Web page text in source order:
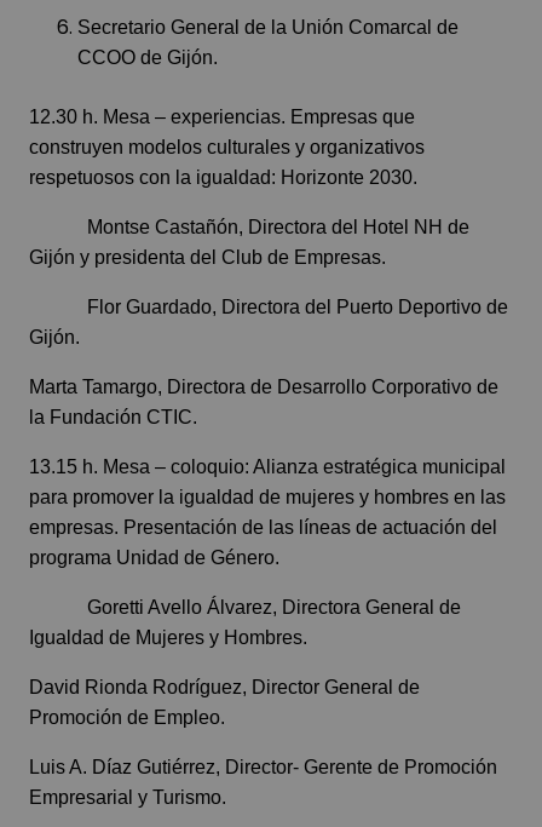
Secretario General de la Unión Comarcal de
CCOO de Gijón.
12.30 h. Mesa – experiencias. Empresas que
construyen modelos culturales y organizativos
respetuosos con la igualdad: Horizonte 2030.
Montse Castañón, Directora del Hotel NH de
Gijón y presidenta del Club de Empresas.
Flor Guardado, Directora del Puerto Deportivo de
Gijón.
Marta Tamargo, Directora de Desarrollo Corporativo de
la Fundación CTIC.
13.15 h. Mesa – coloquio: Alianza estratégica municipal
para promover la igualdad de mujeres y hombres en las
empresas. Presentación de las líneas de actuación del
programa Unidad de Género.
Goretti Avello Álvarez, Directora General de
Igualdad de Mujeres y Hombres.
David Rionda Rodríguez, Director General de
Promoción de Empleo.
Luis A. Díaz Gutiérrez, Director- Gerente de Promoción
Empresarial y Turismo.